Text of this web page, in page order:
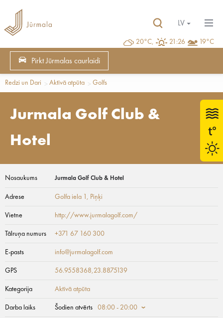
20°C, 21:26 19°C
LV
Pirkt Jūrmalas caurlaidi
Redzi un Dari Aktīvā atpūta Golfs
Jurmala Golf Club &
Hotel
Nosaukums Jurmala Golf Club & Hotel
Adrese Golfa iela 1 , Piņķi
Vietne http://www.jurmalagolf.com/
Tālruņa numurs +371 67 160 300
E-pasts info@jurmalagolf.com
GPS 56.9558368,23.8875139
Kategorija Aktīvā atpūta
Darba laiks Šodien atvērts 08:00 - 20:00